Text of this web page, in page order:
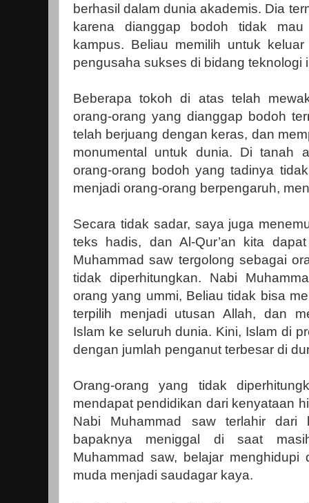
berhasil dalam dunia akademis. Dia
karena dianggap bodoh tidak mau
kampus. Beliau memilih untuk
pengusaha sukses di bidang teknologi
Beberapa tokoh di atas telah
orang-orang yang dianggap bodoh
telah berjuang dengan keras, dan
monumental untuk dunia. Di tanah
orang-orang bodoh yang tadinya
menjadi orang-orang berpengaruh,
Secara tidak sadar, saya juga
teks hadis, dan Al-Qur’an kita
Muhammad saw tergolong sebagai
tidak diperhitungkan. Nabi
orang yang ummi, Beliau tidak bisa
terpilih menjadi utusan Allah, dan
Islam ke seluruh dunia. Kini, Islam di
dengan jumlah penganut terbesar di
Orang-orang yang tidak
mendapat pendidikan dari kenyataan
Nabi Muhammad saw terlahir dari
bapaknya meniggal di saat
Muhammad saw, belajar
muda menjadi saudagar kaya.